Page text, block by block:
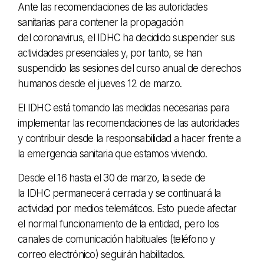
Ante las recomendaciones de las autoridades
sanitarias para contener la propagación
del coronavirus, el IDHC ha decidido suspender sus
actividades presenciales y, por tanto, se han
suspendido las sesiones del curso anual de derechos
humanos desde el jueves 12 de marzo.
El IDHC está tomando las medidas necesarias para
implementar las recomendaciones de las autoridades
y contribuir desde la responsabilidad a hacer frente a
la emergencia sanitaria que estamos viviendo.
Desde el 16 hasta el 30 de marzo, la sede de
la IDHC permanecerá cerrada y se continuará la
actividad por medios telemáticos. Esto puede afectar
el normal funcionamiento de la entidad, pero los
canales de comunicación habituales (teléfono y
correo electrónico) seguirán habilitados.